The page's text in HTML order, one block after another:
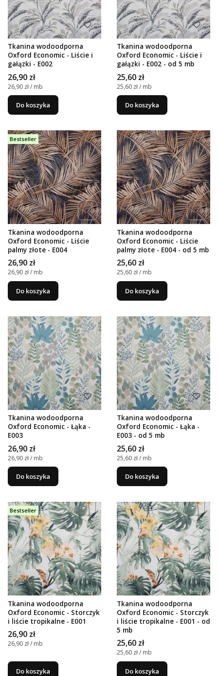
Tkanina wodoodporna
Oxford Economic - Liście i
gałązki - E002
Cena
26,90 zł
Cena jednostkowa
26,90 zł / mb
Do koszyka
Tkanina wodoodporna
Oxford Economic - Liście i
gałązki - E002 - od 5 mb
Cena
25,60 zł
Cena jednostkowa
25,60 zł / mb
Do koszyka
Bestseller
Tkanina wodoodporna
Oxford Economic - Liście
palmy złote - E004
Cena
26,90 zł
Cena jednostkowa
26,90 zł / mb
Do koszyka
Tkanina wodoodporna
Oxford Economic - Liście
palmy złote - E004 - od 5 mb
Cena
25,60 zł
Cena jednostkowa
25,60 zł / mb
Do koszyka
Tkanina wodoodporna
Oxford Economic - Łąka -
E003
Cena
26,90 zł
Cena jednostkowa
26,90 zł / mb
Do koszyka
Tkanina wodoodporna
Oxford Economic - Łąka -
E003 - od 5 mb
Cena
25,60 zł
Cena jednostkowa
25,60 zł / mb
Do koszyka
Bestseller
Tkanina wodoodporna
Oxford Economic - Storczyk
i liście tropikalne - E001
Cena
26,90 zł
Cena jednostkowa
26,90 zł / mb
Do koszyka
Tkanina wodoodporna
Oxford Economic - Storczyk
i liście tropikalne - E001 - od
5 mb
Cena
25,60 zł
Cena jednostkowa
25,60 zł / mb
Do koszyka